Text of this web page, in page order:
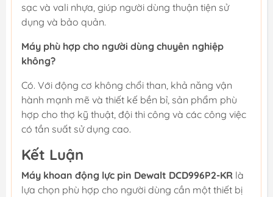
sạc và vali nhựa, giúp người dùng thuận tiện sử
dụng và bảo quản.
Máy phù hợp cho người dùng chuyên nghiệp
không?
Có. Với động cơ không chổi than, khả năng vận
hành mạnh mẽ và thiết kế bền bỉ, sản phẩm phù
hợp cho thợ kỹ thuật, đội thi công và các công việc
có tần suất sử dụng cao.
Kết Luận
Máy khoan động lực pin Dewalt DCD996P2-KR là
lựa chọn phù hợp cho người dùng cần một thiết bị